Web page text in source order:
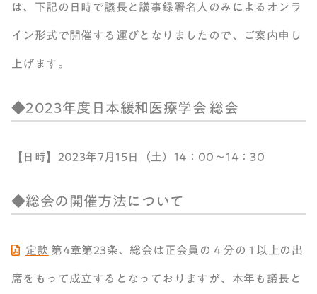
は、下記の日時で議長と議事録署名人のみによるオンラ
イン形式で開催する運びとなりましたので、ご案内申し
上げます。
◆2023年度日本緩和医療学会 総会
【日時】2023年7月15日（土）14：00～14：30
◆総会の開催方法について
定款 第4章第23条、総会は正会員の 4 分の 1 以上の出
席をもって成立するとなっておりますが、本年も議長と